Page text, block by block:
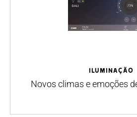
ILUMINAÇÃO
Novos climas e emoções